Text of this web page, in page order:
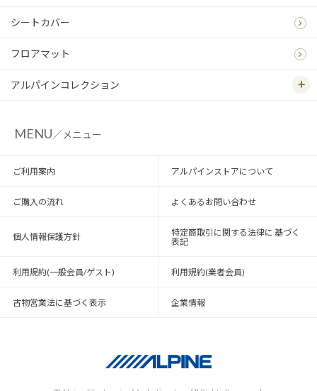
シートカバー
フロアマット
アルパインコレクション
MENU／メニュー
ご利用案内 アルパインストアについて
ご購入の流れ よくあるお問い合わせ
個人情報保護方針
特定商取引に関する法律に 基づく
表記
利用規約(一般会員/ゲスト) 利用規約(業者会員)
古物営業法に基づく表示 企業情報